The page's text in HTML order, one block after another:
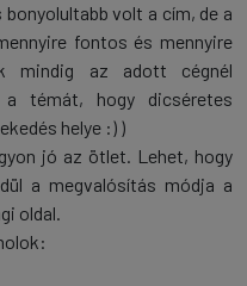
volt a cím, de a
fontos és mennyire
mindig az adott cégnél
a témát, hogy dicséretes
helye :) )
jó az ötlet. Lehet, hogy
a megvalósítás módja a
oldal.